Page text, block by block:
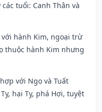
tuổi: Canh Thân và
hành Kim, ngoại trừ
thuộc hành Kim nhưng
với Ngọ và Tuất
hại Tỵ, phá Hợi, tuyệt